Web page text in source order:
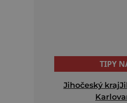
TIPY
Jihočeský kraj